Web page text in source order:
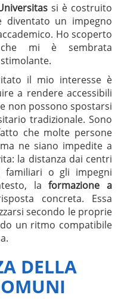
si è costruito
diventato un impegno
Ho scoperto
mi è sembrata
il mio interesse è
a rendere accessibili
non possono spostarsi
tradizionale. Sono
che molte persone
ne siano impedite a
la distanza dai centri
familiari o gli impegni
laformazione a
concreta. Essa
secondo le proprie
un ritmo compatibile
DELLA